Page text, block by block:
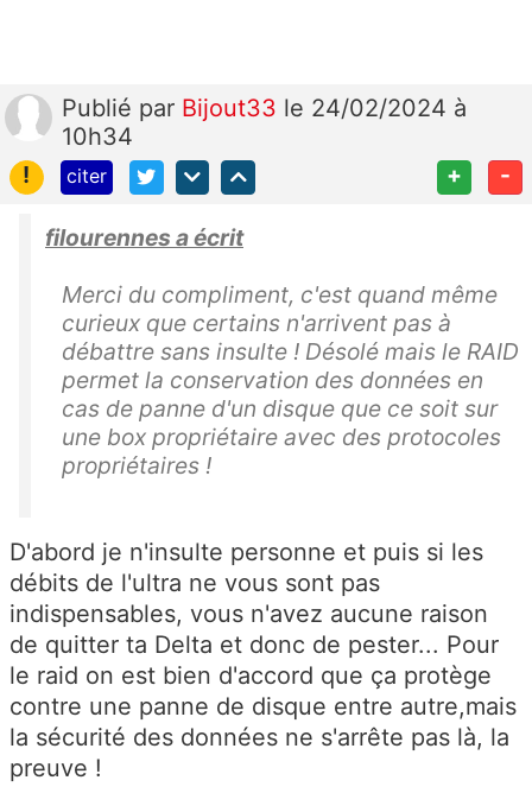
Publié par Bijout33 le 24/02/2024 à
10h34
!
citer + -
filourennes a écrit
Merci du compliment, c'est quand même
curieux que certains n'arrivent pas à
débattre sans insulte ! Désolé mais le RAID
permet la conservation des données en
cas de panne d'un disque que ce soit sur
une box propriétaire avec des protocoles
propriétaires !
D'abord je n'insulte personne et puis si les
débits de l'ultra ne vous sont pas
indispensables, vous n'avez aucune raison
de quitter ta Delta et donc de pester... Pour
le raid on est bien d'accord que ça protège
contre une panne de disque entre autre,mais
la sécurité des données ne s'arrête pas là, la
preuve !